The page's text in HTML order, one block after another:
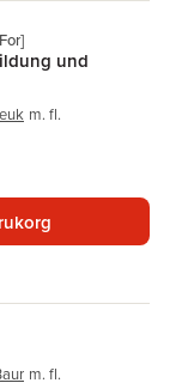
und
m. fl.
m. fl.